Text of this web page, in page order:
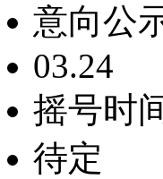
意向公
03.24
摇号时
待定